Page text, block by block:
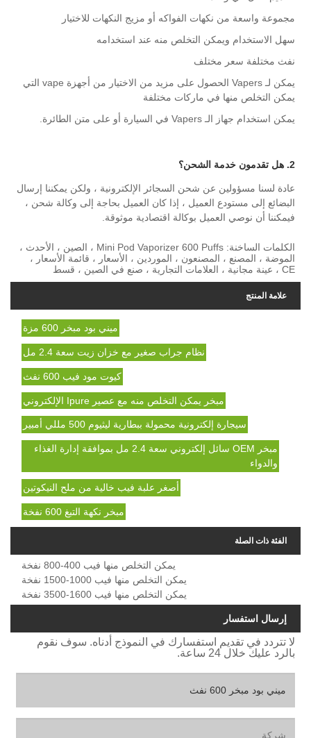
مجموعة واسعة من نكهات الفواكه أو مزيج النكهات للاختيار
سهل الاستخدام ويمكن التخلص منه عند استخدامه
نفث مختلفة سعر مختلف
يمكن لـ Vapers الحصول على مزيد من الاختيار من أجهزة vape التي
يمكن التخلص منها في ماركات مختلفة
يمكن استخدام جهاز الـ Vapers في السيارة أو على متن الطائرة.
2. هل تقدمون خدمة الشحن؟
عادة لسنا مسؤولين عن شحن السجائر الإلكترونية ، ولكن يمكننا إرسال
البضائع إلى مستودع العميل ، إذا كان العميل بحاجة إلى وكالة شحن ،
فيمكننا أن نوصي العميل بوكالة اقتصادية موثوقة.
الكلمات الساخنة: Mini Pod Vaporizer 600 Puffs ، الصين ، الأحدث ،
الموضة ، المصنع ، المصنعون ، الموردين ، الأسعار ، قائمة الأسعار ،
CE ، عينة مجانية ، العلامات التجارية ، صنع في الصين ، قسط
علامة المنتج
ميني بود مبخر 600 مزة
نظام جراب صغير مع خزان زيت سعة 2.4 مل
كيوت مود فيب 600 نفث
مبخر يمكن التخلص منه مع عصير Ipure الإلكتروني
سيجارة إلكترونية محمولة ببطارية ليثيوم 500 مللي أمبير
مبخر OEM سائل إلكتروني سعة 2.4 مل بموافقة إدارة الغذاء
والدواء
أصغر علبة فيب خالية من ملح النيكوتين
مبخر نكهة التبغ 600 نفخة
الفئة ذات الصلة
يمكن التخلص منها فيب 400-800 نفخة
يمكن التخلص منها فيب 1000-1500 نفخة
يمكن التخلص منها فيب 1600-3500 نفخة
إرسال استفسار
لا تتردد في تقديم استفسارك في النموذج أدناه. سوف نقوم
بالرد عليك خلال 24 ساعة.